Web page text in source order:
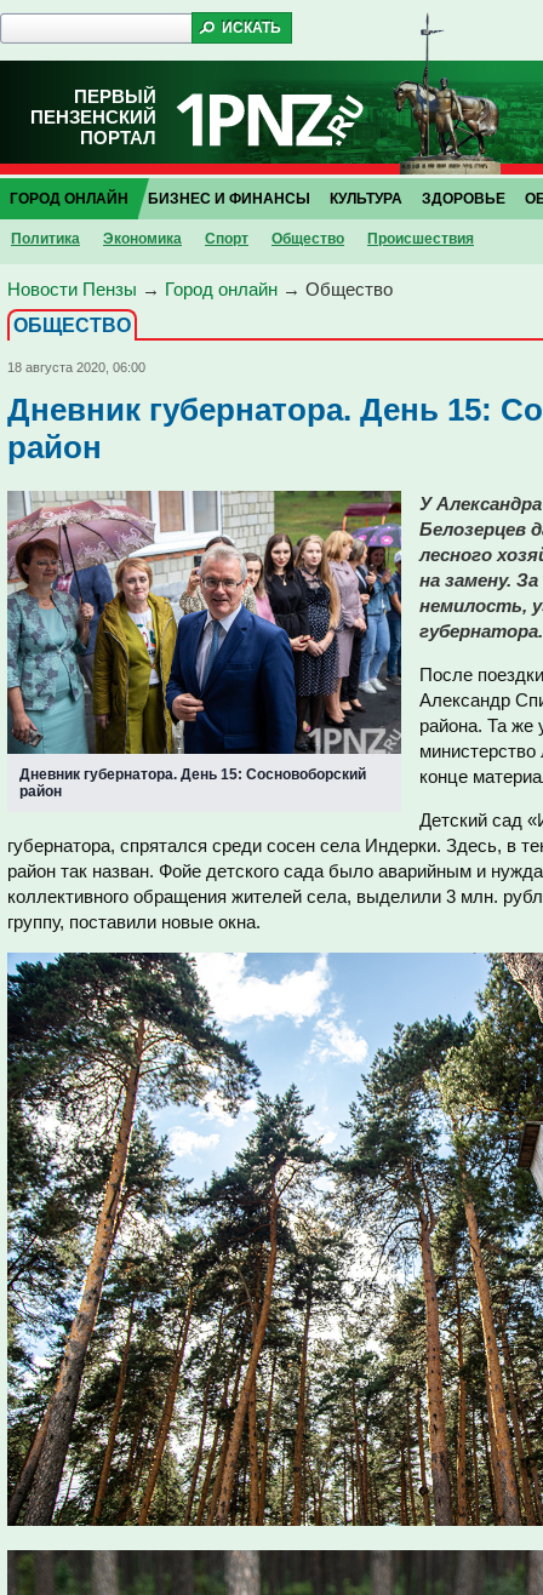
ПЕРВЫЙ
ПЕНЗЕНСКИЙ
ПОРТАЛ
ГОРОД ОНЛАЙН
Политика Экономика Спорт Общество Проиcшествия
БИЗНЕС И ФИНАНСЫ КУЛЬТУРА ЗДОРОВЬЕ
Новости Пензы → Город онлайн → Общество
ОБЩЕСТВО
18 августа 2020, 06:00
Дневник губернатора. День 15:
район
Дневник губернатора. День 15: Сосновоборский
район
У
Белозерцев
лесного
на замену.
немилость,
губернатора.
После
Александр
района. Та же
министерство
конце
Детский сад
губернатора, спрятался среди сосен села Индерки. Здесь, в
район так назван. Фойе детского сада было аварийным и
коллективного обращения жителей села, выделили 3 млн.
группу, поставили новые окна.